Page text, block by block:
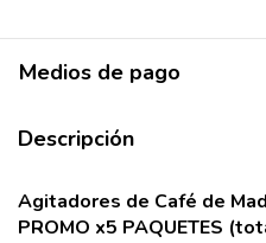
Medios de pago
Descripción
Agitadores de Café de
PROMO x5 PAQUETES